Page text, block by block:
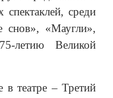
среди
снов», «Маугли»,
летию Великой
театре – Третий